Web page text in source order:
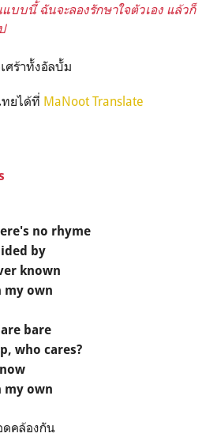
แบบนี้ ฉันจะลองรักษาใจตัวเอง แล้วก็
ศร้าทั้งอัลบั้ม
ยได้ที่ MaNoot Translate
no rhyme
by
known
own
bare
who cares?
own
ดคล้องกัน